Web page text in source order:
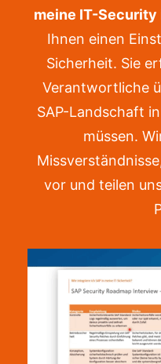
meine IT-Security
Ihnen einen
Sicherheit. Sie
Verantwortliche
SAP-Landschaft
müssen.
vor und teilen